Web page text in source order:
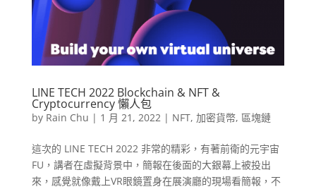
LINE TECH 2022 Blockchain & NFT &
Cryptocurrency 懶人包
by Rain Chu | 1 月 21, 2022| NFT, 加密貨幣, 區塊鏈
這次的 LINE TECH 2022 非常的精彩，有著前衛的元宇宙
FU，講者在虛擬背景中，簡報在後面的大銀幕上被投出
來，感覺就像戴上VR眼鏡置身在展演廳的現場看簡報，不